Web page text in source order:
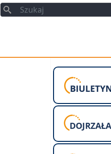
Szukaj
Szukaj